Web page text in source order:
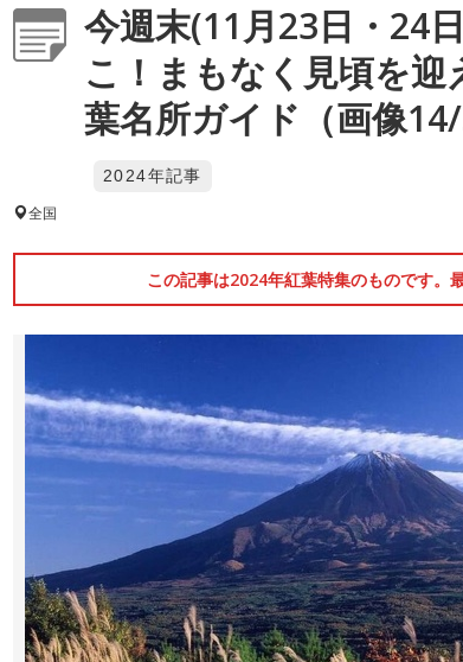
今週末(11月23日・24
こ！まもなく見頃を
葉名所ガイド（画像
2024年記事
全国
この記事は2024年紅葉特集のものです。